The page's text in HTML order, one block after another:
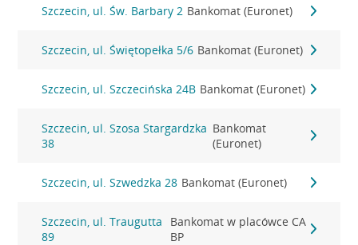
Szczecin, ul. Św. Barbary 2 Bankomat (Euronet)
Szczecin, ul. Świętopełka 5/6 Bankomat (Euronet)
Szczecin, ul. Szczecińska 24B Bankomat (Euronet)
Szczecin, ul. Szosa Stargardzka
38
Bankomat
(Euronet)
Szczecin, ul. Szwedzka 28 Bankomat (Euronet)
Szczecin, ul. Traugutta
89
Bankomat w placówce CA
BP